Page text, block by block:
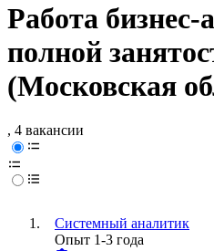
Работа
полной
(Московская
, 4 вакансии
Системный аналитик
Опыт 1-3 года